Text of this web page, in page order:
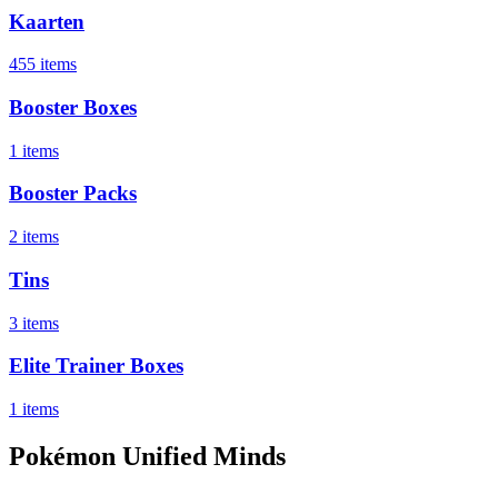
Kaarten
455 items
Booster Boxes
1 items
Booster Packs
2 items
Tins
3 items
Elite Trainer Boxes
1 items
Pokémon Unified Minds